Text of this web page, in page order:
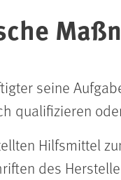
seine
qualifizieren
Hilfsmittel
des